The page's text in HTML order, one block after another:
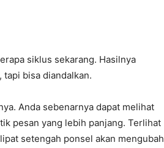
siklus sekarang. Hasilnya
bisa diandalkan.
Anda sebenarnya dapat melihat
pesan yang lebih panjang. Terlihat
setengah ponsel akan mengubah